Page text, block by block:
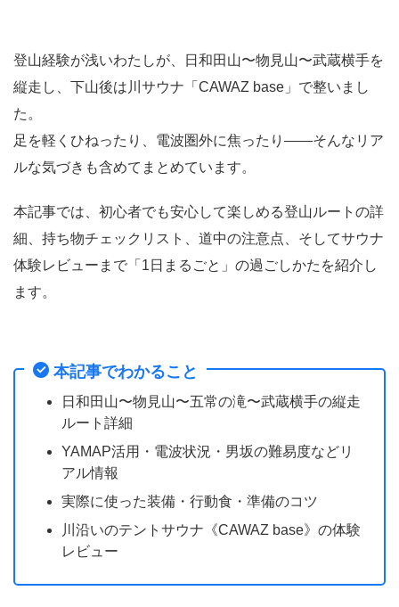
登山経験が浅いわたしが、日和田山〜物見山〜武蔵横手を
縦走し、下山後は川サウナ「CAWAZ base」で整いまし
た。
足を軽くひねったり、電波圏外に焦ったり——そんなリア
ルな気づきも含めてまとめています。
本記事では、初心者でも安心して楽しめる登山ルートの詳
細、持ち物チェックリスト、道中の注意点、そしてサウナ
体験レビューまで「1日まるごと」の過ごしかたを紹介し
ます。
本記事でわかること
日和田山〜物見山〜五常の滝〜武蔵横手の縦走
ルート詳細
YAMAP活用・電波状況・男坂の難易度などリ
アル情報
実際に使った装備・行動食・準備のコツ
川沿いのテントサウナ《CAWAZ base》の体験
レビュー